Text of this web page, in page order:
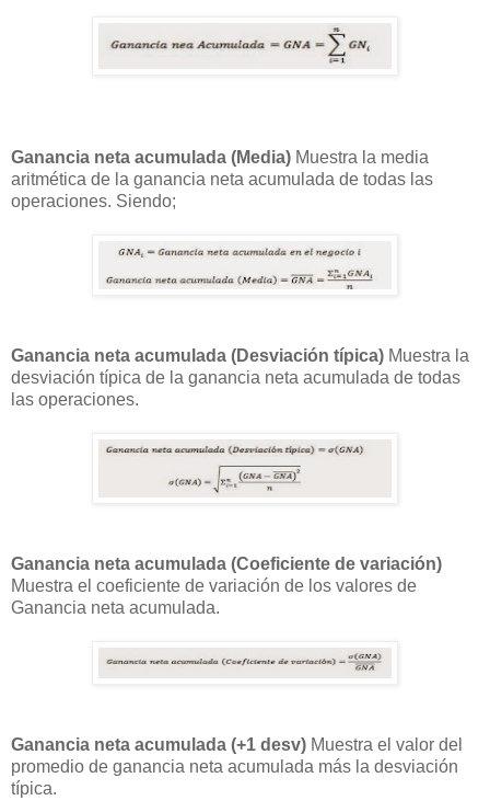
Ganancia neta acumulada (Media) Muestra la media
aritmética de la ganancia neta acumulada de todas las
operaciones. Siendo;
Ganancia neta acumulada (Desviación típica) Muestra la
desviación típica de la ganancia neta acumulada de todas
las operaciones.
Ganancia neta acumulada (Coeficiente de variación)
Muestra el coeficiente de variación de los valores de
Ganancia neta acumulada.
Ganancia neta acumulada (+1 desv) Muestra el valor del
promedio de ganancia neta acumulada más la desviación
típica.